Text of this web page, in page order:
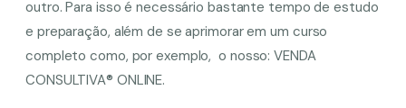
outro. Para isso é necessário bastante tempo de estudo
e preparação, além de se aprimorar em um curso
completo como, por exemplo, o nosso: VENDA
CONSULTIVA® ONLINE.